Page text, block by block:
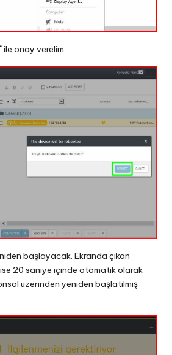
ile onay verelim.
başlayacak. Ekranda çıkan
20 saniye içinde otomatik olarak
üzerinden yeniden başlatılmış